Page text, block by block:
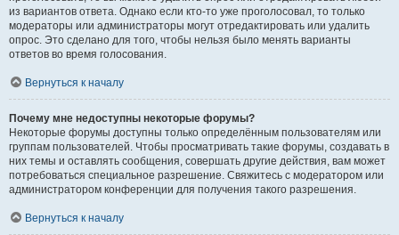
из вариантов ответа. Однако если кто-то уже проголосовал, то только
модераторы или администраторы могут отредактировать или удалить
опрос. Это сделано для того, чтобы нельзя было менять варианты
ответов во время голосования.
Вернуться к началу
Почему мне недоступны некоторые форумы?
Некоторые форумы доступны только определённым пользователям или
группам пользователей. Чтобы просматривать такие форумы, создавать в
них темы и оставлять сообщения, совершать другие действия, вам может
потребоваться специальное разрешение. Свяжитесь с модератором или
администратором конференции для получения такого разрешения.
Вернуться к началу